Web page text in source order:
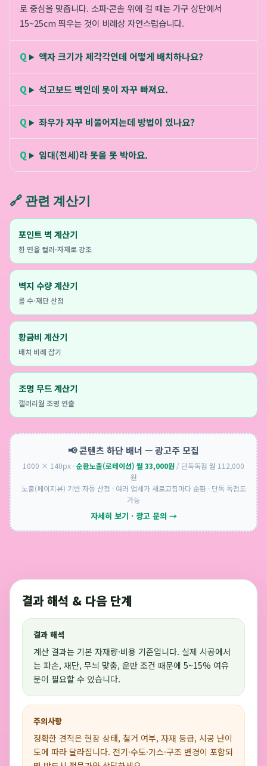
로 중심을 맞춥니다. 소파·콘솔 위에 걸 때는 가구 상단에서
15~25cm 띄우는 것이 비례상 자연스럽습니다.
액자 크기가 제각각인데 어떻게 배치하나요?
석고보드 벽인데 못이 자꾸 빠져요.
좌우가 자꾸 비뚤어지는데 방법이 있나요?
임대(전세)라 못을 못 박아요.
🔗 관련 계산기
포인트 벽 계산기
한 면을 컬러·자재로 강조
벽지 수량 계산기
롤 수·재단 산정
황금비 계산기
배치 비례 잡기
조명 무드 계산기
갤러리월 조명 연출
📢 콘텐츠 하단 배너 — 광고주 모집
1000 × 140px ·순환노출(로테이션) 월 33,000원 / 단독독점 월 112,000
원
노출(페이지뷰) 기반 자동 산정 · 여러 업체가 새로고침마다 순환 · 단독 독점도
가능
자세히 보기 · 광고 문의 →
결과 해석 & 다음 단계
결과 해석
계산 결과는 기본 자재량·비용 기준입니다. 실제 시공에서
는 파손, 재단, 무늬 맞춤, 운반 조건 때문에 5~15% 여유
분이 필요할 수 있습니다.
주의사항
정확한 견적은 현장 상태, 철거 여부, 자재 등급, 시공 난이
도에 따라 달라집니다. 전기·수도·가스·구조 변경이 포함되